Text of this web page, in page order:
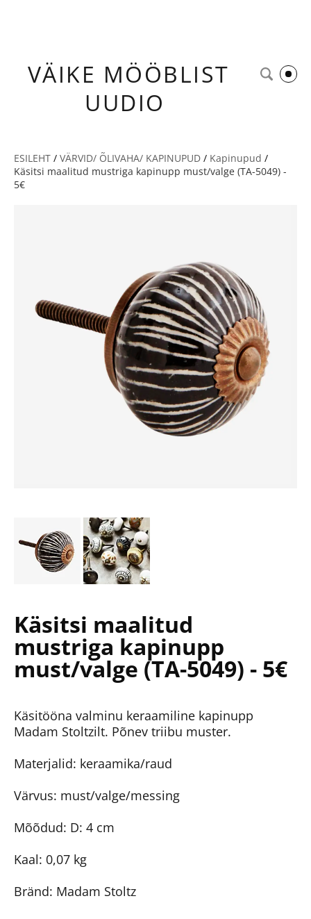
VÄIKE MÖÖBLIST
UUDIO
ESILEHT / VÄRVID/ ÕLIVAHA/ KAPINUPUD / Kapinupud /
Käsitsi maalitud mustriga kapinupp must/valge (TA-5049) -
5€
Käsitsi maalitud
mustriga kapinupp
must/valge (TA-5049) - 5€
Käsitööna valminu keraamiline kapinupp
Madam Stoltzilt. Põnev triibu muster.
Materjalid: keraamika/raud
Värvus: must/valge/messing
Mõõdud: D: 4 cm
Kaal: 0,07 kg
Bränd: Madam Stoltz